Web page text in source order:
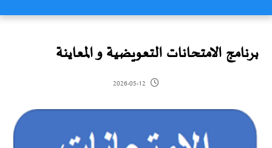
برنامج الامتحانات التعويضية و المعاينة
2026-05-12